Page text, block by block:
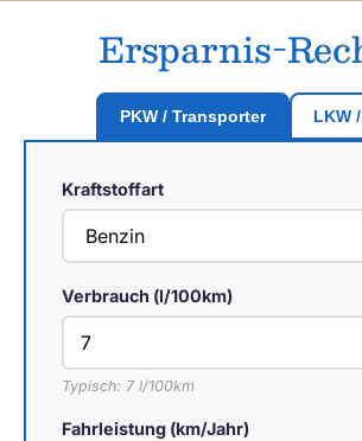
Ersparnis-
PKW / Transporter LKW
Kraftstoffart
Verbrauch (l/100km)
Typisch: 7 l/100km
Fahrleistung (km/Jahr)